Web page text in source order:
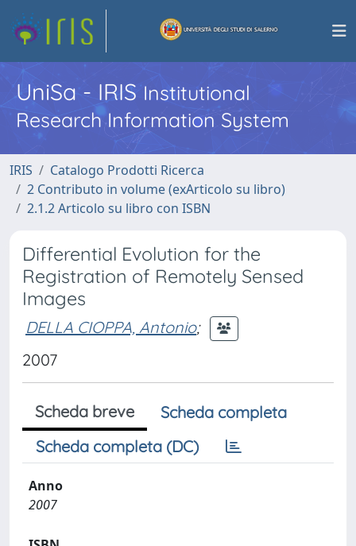
UniSa - IRISInstitutional
Research Information System
IRIS
Catalogo Prodotti Ricerca
2 Contributo in volume (exArticolo su libro)
2.1.2 Articolo su libro con ISBN
Differential Evolution for the
Registration of Remotely Sensed
Images
DELLA CIOPPA, Antonio;
2007
Scheda breve
Scheda completa
Scheda completa (DC)
Anno
2007